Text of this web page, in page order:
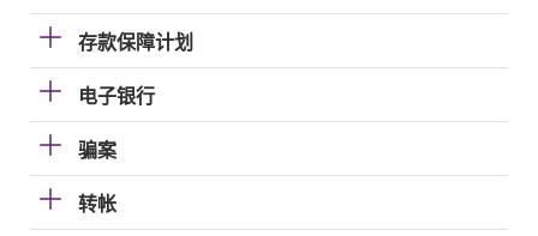
存款保障计划
电子银行
骗案
转帐